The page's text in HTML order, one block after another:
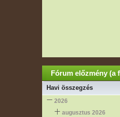
Fórum előzmény (a
Havi összegzés
2026
augusztus 2026